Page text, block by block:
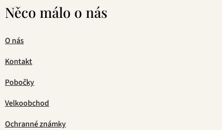
Něco málo o nás
O nás
Kontakt
Pobočky
Velkoobchod
Ochranné známky